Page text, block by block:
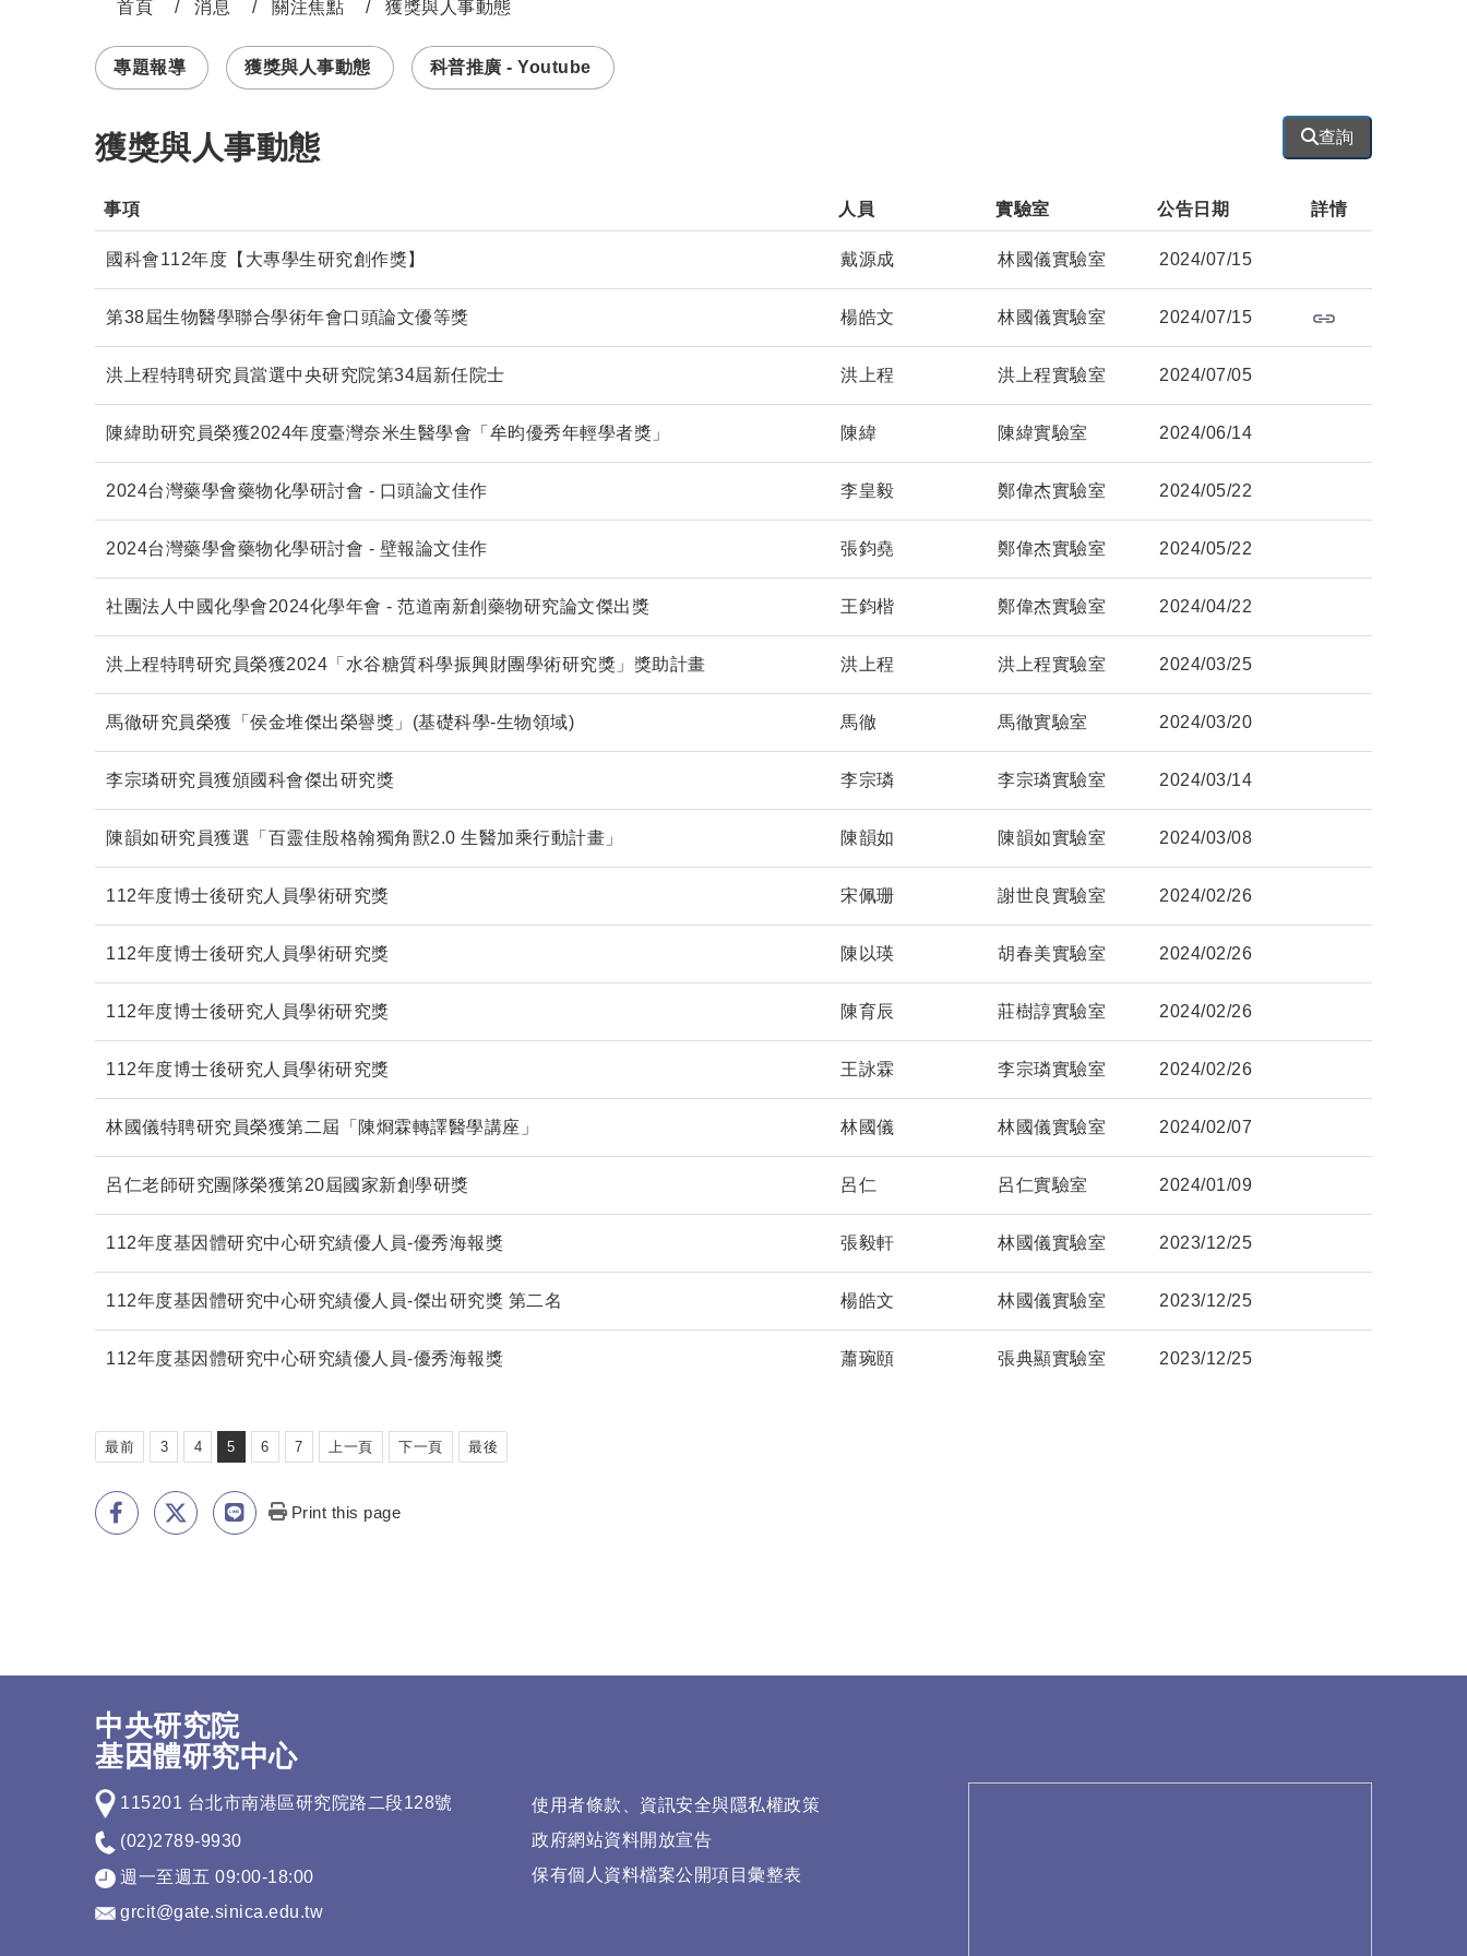
首頁 消息 關注焦點
獲獎與人事動態
專題報導
獲獎與人事動態 科普推廣 - Youtube
查詢
獲獎與人事動態
事項 人員 實驗室 公告日期 詳情
國科會112年度【大專學生研究創作獎】 戴源成 林國儀實驗室 2024/07/15
第38屆生物醫學聯合學術年會口頭論文優等獎 楊皓文 林國儀實驗室 2024/07/15
洪上程特聘研究員當選中央研究院第34屆新任院士 洪上程 洪上程實驗室 2024/07/05
陳緯助研究員榮獲2024年度臺灣奈米生醫學會「牟昀優秀年輕學者獎」 陳緯 陳緯實驗室 2024/06/14
2024台灣藥學會藥物化學研討會 - 口頭論文佳作 李皇毅 鄭偉杰實驗室 2024/05/22
2024台灣藥學會藥物化學研討會 - 壁報論文佳作 張鈞堯 鄭偉杰實驗室 2024/05/22
社團法人中國化學會2024化學年會 - 范道南新創藥物研究論文傑出獎 王鈞楷 鄭偉杰實驗室 2024/04/22
洪上程特聘研究員榮獲2024「水谷糖質科學振興財團學術研究獎」獎助計畫 洪上程 洪上程實驗室 2024/03/25
馬徹研究員榮獲「侯金堆傑出榮譽獎」(基礎科學-生物領域) 馬徹 馬徹實驗室 2024/03/20
李宗璘研究員獲頒國科會傑出研究獎 李宗璘 李宗璘實驗室 2024/03/14
陳韻如研究員獲選「百靈佳殷格翰獨角獸2.0 生醫加乘行動計畫」 陳韻如 陳韻如實驗室 2024/03/08
112年度博士後研究人員學術研究獎 宋佩珊 謝世良實驗室 2024/02/26
112年度博士後研究人員學術研究獎 陳以瑛 胡春美實驗室 2024/02/26
112年度博士後研究人員學術研究獎 陳育辰 莊樹諄實驗室 2024/02/26
112年度博士後研究人員學術研究獎 王詠霖 李宗璘實驗室 2024/02/26
林國儀特聘研究員榮獲第二屆「陳烱霖轉譯醫學講座」 林國儀 林國儀實驗室 2024/02/07
呂仁老師研究團隊榮獲第20屆國家新創學研獎 呂仁 呂仁實驗室 2024/01/09
112年度基因體研究中心研究績優人員-優秀海報獎 張毅軒 林國儀實驗室 2023/12/25
112年度基因體研究中心研究績優人員-傑出研究獎 第二名 楊皓文 林國儀實驗室 2023/12/25
112年度基因體研究中心研究績優人員-優秀海報獎 蕭琬頤 張典顯實驗室 2023/12/25
最前 3 4 5 6 7 上一頁 下一頁 最後
Print this page
中央研究院
基因體研究中心
115201 台北市南港區研究院路二段128號
(02)2789-9930
週一至週五 09:00-18:00
grcit@gate.sinica.edu.tw
使用者條款、資訊安全與隱私權政策
政府網站資料開放宣告
保有個人資料檔案公開項目彙整表